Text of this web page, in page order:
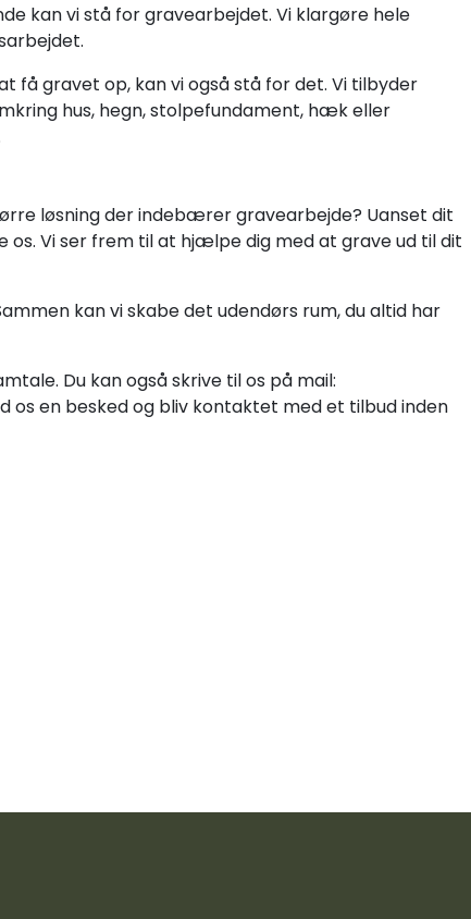
kan vi stå for gravearbejdet. Vi klargøre hele
få gravet op, kan vi også stå for det. Vi tilbyder
hus, hegn, stolpefundament, hæk eller
løsning der indebærer gravearbejde? Uanset dit
Vi ser frem til at hjælpe dig med at grave ud til dit
kan vi skabe det udendørs rum, du altid har
Du kan også skrive til os på mail:
os en besked og bliv kontaktet med et tilbud inden